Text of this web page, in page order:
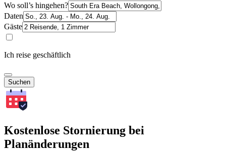
Wo soll’s hingehen?
Daten
Gäste
Ich reise geschäftlich
Suchen
Kostenlose Stornierung bei
Planänderungen